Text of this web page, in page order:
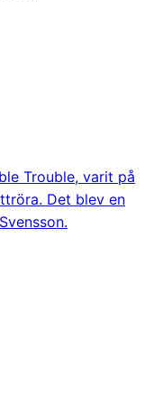
Trouble, varit på
Det blev en